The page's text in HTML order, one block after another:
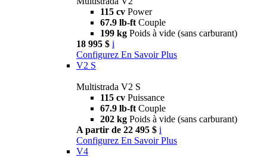
115 cv Power
67.9 lb-ft Couple
199 kg Poids à vide (sans carburant)
18 995 $ i
Configurez En Savoir Plus
V2 S
Multistrada V2 S
115 cv Puissance
67.9 lb-ft Couple
202 kg Poids à vide (sans carburant)
A partir de 22 495 $ i
Configurez En Savoir Plus
V4